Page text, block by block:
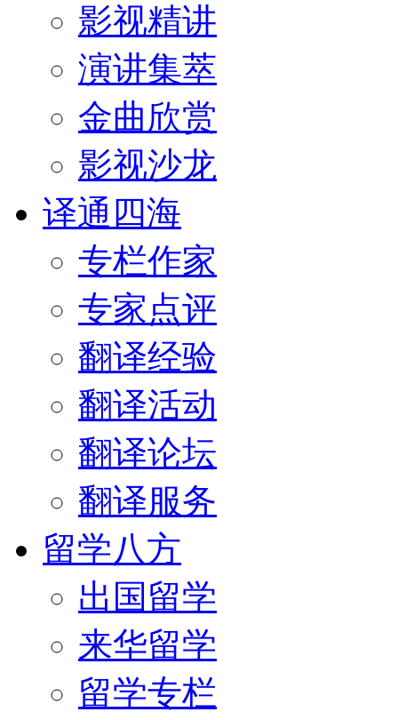
影视精讲
演讲集萃
金曲欣赏
影视沙龙
译通四海
专栏作家
专家点评
翻译经验
翻译活动
翻译论坛
翻译服务
留学八方
出国留学
来华留学
留学专栏